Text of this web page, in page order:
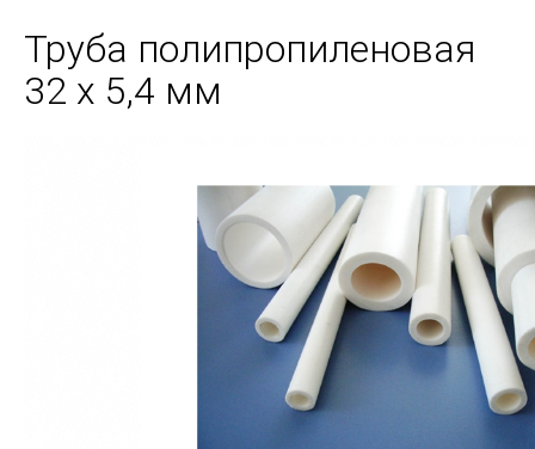
Труба полипропиленовая
32 х 5,4 мм